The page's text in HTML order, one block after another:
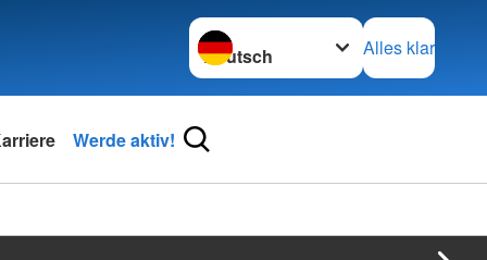
Sprache wechseln zu
Alles klar
Werde aktiv!